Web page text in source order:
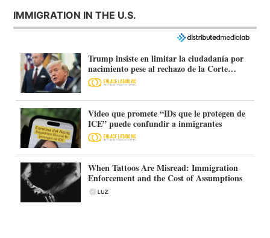
IMMIGRATION IN THE U.S.
Trump insiste en limitar la ciudadanía por
nacimiento pese al rechazo de la Corte
Suprema
Video que promete “IDs que le protegen de
ICE” puede confundir a inmigrantes
When Tattoos Are Misread: Immigration
Enforcement and the Cost of Assumptions